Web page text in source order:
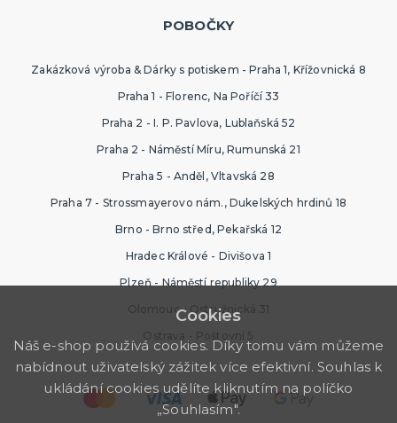
POBOČKY
Zakázková výroba & Dárky s potiskem - Praha 1, Křížovnická 8
Praha 1 - Florenc, Na Poříčí 33
Praha 2 - I. P. Pavlova, Lublaňská 52
Praha 2 - Náměstí Míru, Rumunská 21
Praha 5 - Anděl, Vltavská 28
Praha 7 - Strossmayerovo nám., Dukelských hrdinů 18
Brno - Brno střed, Pekařská 12
Hradec Králové - Divišova 1
Plzeň - Náměstí republiky 29
Olomouc - Ostružnická 31
Ostrava - Poštovní 5
Cookies
Náš e-shop používá cookies. Díky tomu vám můžeme
nabídnout uživatelský zážitek více efektivní. Souhlas k
ukládání cookies udělíte kliknutím na políčko
„Souhlasím".